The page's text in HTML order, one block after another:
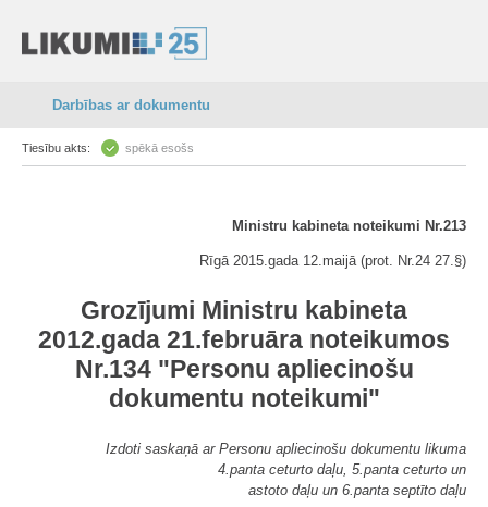
Darbības ar dokumentu
Tiesību akts: spēkā esošs
Ministru kabineta noteikumi Nr.213
Rīgā 2015.gada 12.maijā (prot. Nr.24 27.§)
Grozījumi Ministru kabineta
2012.gada 21.februāra noteikumos
Nr.134 "Personu apliecinošu
dokumentu noteikumi"
Izdoti saskaņā ar Personu apliecinošu dokumentu likuma
4.panta ceturto daļu, 5.panta ceturto un
astoto daļu un 6.panta septīto daļu